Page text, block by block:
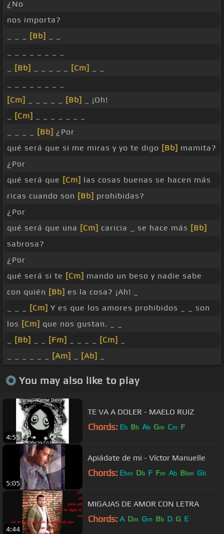
¿No
nos importa?
[Bb]
[Bb] [Cm]
[Cm]
[Bb]
_ ¡Oh!
[Cm]
[Bb] ¿Por
qué será que si me miras y yo te digo [Bb] mamita?
¿Por
qué será que [Cm] las cosas buenas se hacen más
ricas cuando son [Bb] prohibidas?
¿Por
qué será que una [Cm] caricia _ se hace más [Bb]
sabrosa?
¿Por
qué será si te [Cm] mando un beso y nadie sabe
con quién [Bb] es la cosa? ¡Ah! _
[Cm] Y es que los amores prohibidos _ _ son
los [Cm] que nos gustan. _ _
[Bb] [Fm] [Cm]
[Am] [Ab]
You may also like to play
4:55
TE VA A DOLER - MAELO RUIZ
Chords: Eb Bb Ab Gm Cm F
5:05
Apiádate de mi - Víctor Manuelle
Chords: Ebm Db F Fm Ab Bbm Gb
4:44
MIGAJAS DE AMOR CON LETRA
Chords: A Dm Gm Bb D G E